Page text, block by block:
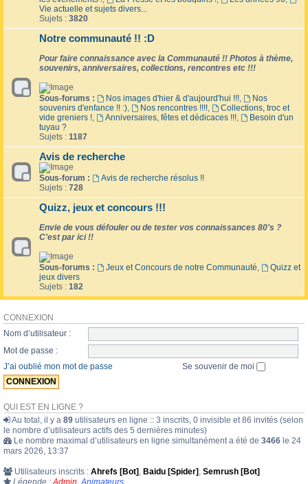
Vie actuelle et sujets divers...
Sujets : 3820
Notre communauté !! :D
Pour faire connaissance avec la Communauté !! Photos à thème,
souvenirs, anniversaires, collections, rencontres etc !!!
Sous-forums : Nos images d'hier & d'aujourd'hui !!!,
Nos
souvenirs d'enfance !! :), Nos rencontres !!!!,
Collections, troc et
vide greniers !, Anniversaires, fêtes et dédicaces !!!,
Besoin d'un
tuyau ?
Sujets : 1187
Avis de recherche
Sous-forum :
Avis de recherche résolus !!
Sujets : 728
Quizz, jeux et concours !!!
Envie de vous défouler ou de tester vos connaissances 80's ?
C'est par ici !!
Sous-forums : Jeux et Concours de notre Communauté,
Quizz et
jeux divers
Sujets : 182
CONNEXION
Nom d’utilisateur :
Mot de passe :
J’ai oublié mon mot de passe
Se souvenir de moi
QUI EST EN LIGNE ?
Au total, il y a 89 utilisateurs en ligne :: 3 inscrits, 0 invisible et 86 invités (selon
le nombre d’utilisateurs actifs des 5 dernières minutes)
Le nombre maximal d’utilisateurs en ligne simultanément a été de 3466 le 24
mars 2026, 13:37
Utilisateurs inscrits : Ahrefs [Bot] , Baidu [Spider] , Semrush [Bot]
Légende : Admin Animateurs